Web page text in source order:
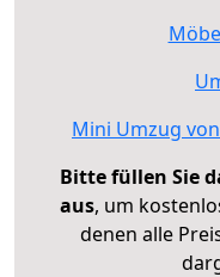
Mini Umzug
Bitte füllen Sie
aus, um
denen alle